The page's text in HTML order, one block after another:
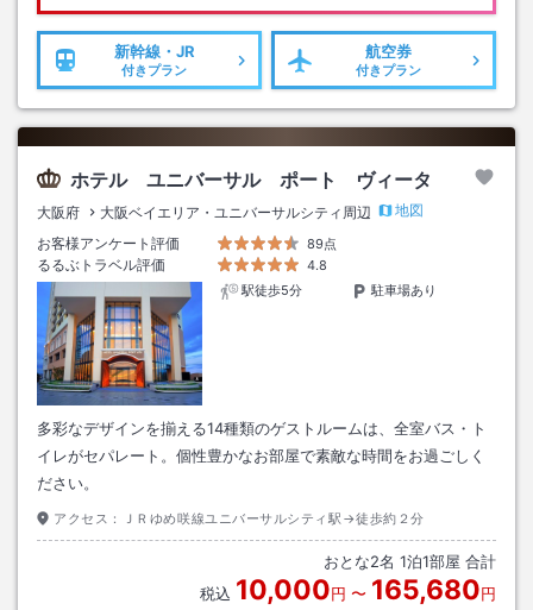
新幹線・JR
付きプラン
航空券
付きプラン
ホテル ユニバーサル ポート ヴィータ
大阪府 大阪ベイエリア・ユニバーサルシティ周辺
地図
お客様アンケート評価
89点
るるぶトラベル評価
4.8
駅徒歩5分
駐車場あり
多彩なデザインを揃える14種類のゲストルームは、全室バス・ト
イレがセパレート。個性豊かなお部屋で素敵な時間をお過ごしく
ださい。
アクセス： ＪＲゆめ咲線ユニバーサルシティ駅→徒歩約２分
おとな2名 1泊1部屋 合計
税込 10,000円 〜 165,680円